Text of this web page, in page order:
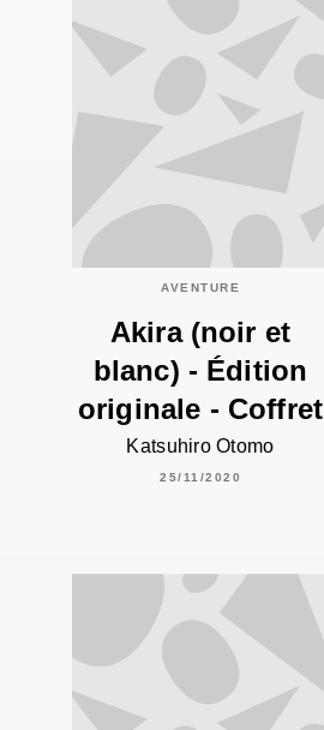
AVENTURE
Akira (noir et
blanc) - Édition
originale - Coffret
Katsuhiro Otomo
25/11/2020